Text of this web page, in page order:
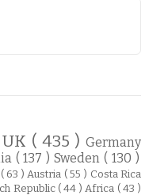
UK ( 435 )Germany
( 137 )Sweden( 130 )
( 63 ) Austria ( 55 ) Costa Rica
Republic ( 44 ) Africa ( 43 )